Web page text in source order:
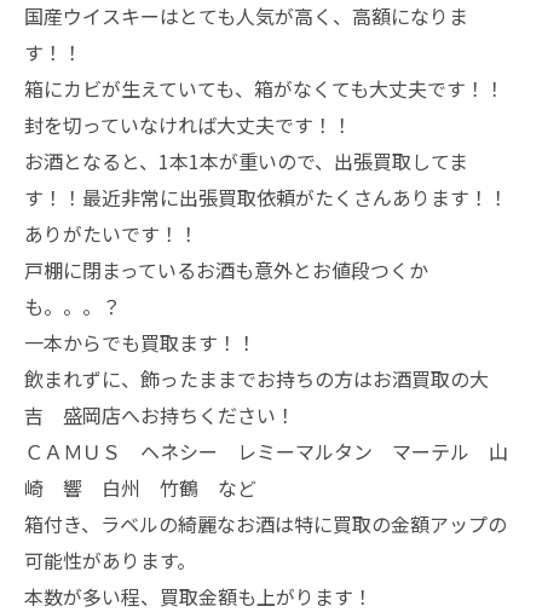
国産ウイスキーはとても人気が高く、高額になりま
す！！
箱にカビが生えていても、箱がなくても大丈夫です！！
封を切っていなければ大丈夫です！！
お酒となると、1本1本が重いので、出張買取してま
す！！最近非常に出張買取依頼がたくさんあります！！
ありがたいです！！
戸棚に閉まっているお酒も意外とお値段つくか
も。。。？
一本からでも買取ます！！
飲まれずに、飾ったままでお持ちの方はお酒買取の大
吉 盛岡店へお持ちください！
ＣＡＭＵＳ ヘネシー レミーマルタン マーテル 山
崎 響 白州 竹鶴 など
箱付き、ラベルの綺麗なお酒は特に買取の金額アップの
可能性があります。
本数が多い程、買取金額も上がります！